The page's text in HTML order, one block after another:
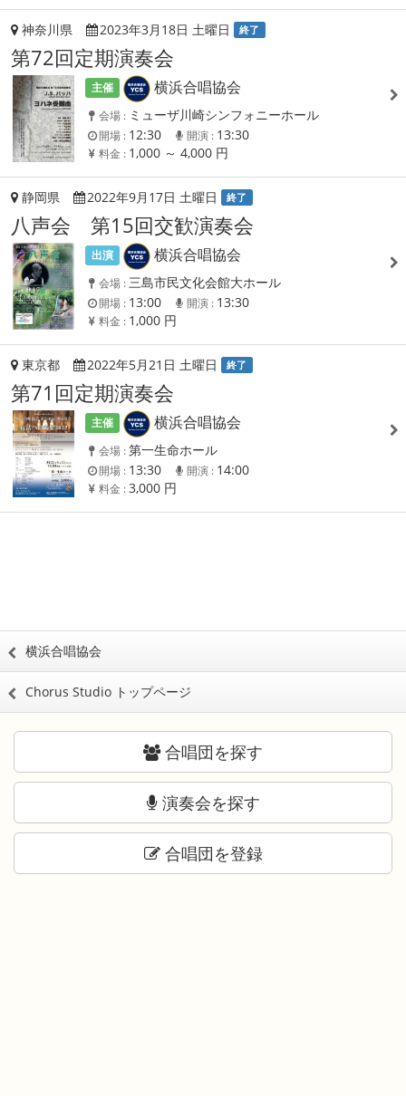
神奈川県 2023年3月18日 土曜日 終了
第72回定期演奏会
主催 横浜合唱協会
会場 : ミューザ川崎シンフォニーホール
開場 : 12:30 開演 : 13:30
料金 : 1,000 ～ 4,000 円
静岡県 2022年9月17日 土曜日 終了
八声会 第15回交歓演奏会
出演 横浜合唱協会
会場 : 三島市民文化会館大ホール
開場 : 13:00 開演 : 13:30
料金 : 1,000 円
東京都 2022年5月21日 土曜日 終了
第71回定期演奏会
主催 横浜合唱協会
会場 :第一生命ホール
開場 : 13:30 開演 : 14:00
料金 :3,000 円
横浜合唱協会
Chorus Studio トップページ
合唱団を探す
演奏会を探す
合唱団を登録